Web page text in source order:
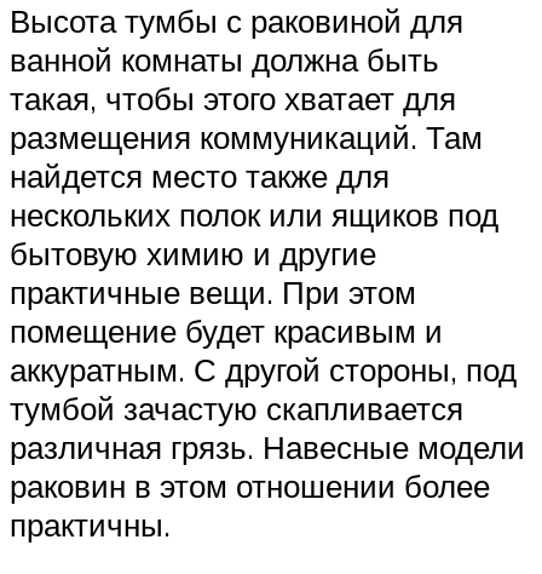
Высота тумбы с раковиной для
ванной комнаты должна быть
такая, чтобы этого хватает для
размещения коммуникаций. Там
найдется место также для
нескольких полок или ящиков под
бытовую химию и другие
практичные вещи. При этом
помещение будет красивым и
аккуратным. С другой стороны, под
тумбой зачастую скапливается
различная грязь. Навесные модели
раковин в этом отношении более
практичны.